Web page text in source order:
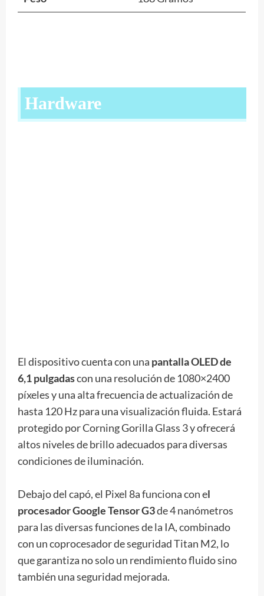
Hardware
El dispositivo cuenta con una pantalla OLED de
6,1 pulgadascon una resolución de 1080×2400
píxeles y una alta frecuencia de actualización de
hasta 120 Hz para una visualización fluida. Estará
protegido por Corning Gorilla Glass 3 y ofrecerá
altos niveles de brillo adecuados para diversas
condiciones de iluminación.
Debajo del capó, el Pixel 8a funciona con el
procesador Google Tensor G3de 4 nanómetros
para las diversas funciones de la IA, combinado
con un coprocesador de seguridad Titan M2, lo
que garantiza no solo un rendimiento fluido sino
también una seguridad mejorada.